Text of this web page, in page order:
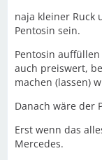
naja kleiner Ruck
Pentosin sein.
Pentosin
auch preiswert,
machen (lassen)
Danach wäre der
Erst wenn das
Mercedes.